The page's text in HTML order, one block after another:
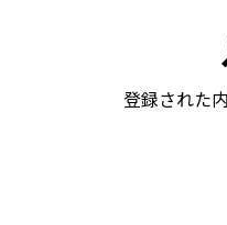
登録された